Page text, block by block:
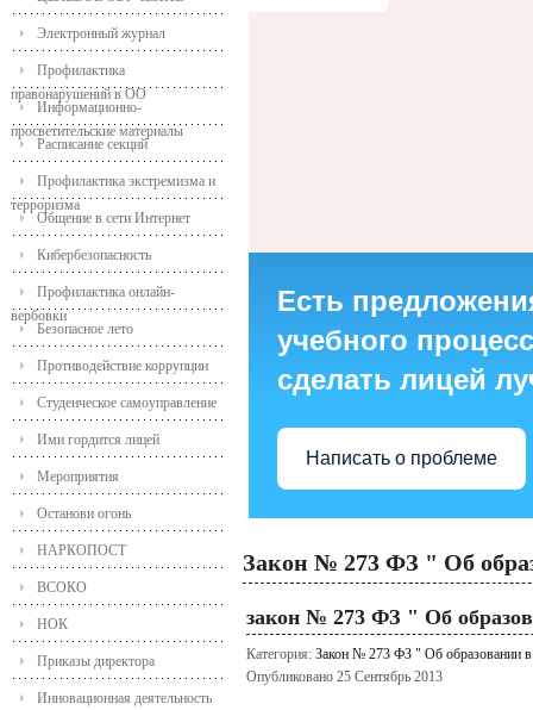
Электронный журнал
Профилактика
правонарушений в ОО
Информационно-
просветительские материалы
Расписание секций
Профилактика экстремизма и
терроризма
Общение в сети Интернет
Кибербезопасность
Профилактика онлайн-
вербовки
Безопасное лето
Противодействие коррупции
Студенческое самоуправление
Ими гордится лицей
Мероприятия
Останови огонь
НАРКОПОСТ
ВСОКО
НОК
Приказы директора
Инновационная деятельность
Есть
учебного
сделать лицей
Написать о проблеме
Закон № 273 ФЗ " Об
закон № 273 ФЗ " Об
Категория: Закон № 273 ФЗ " Об образовании
Опубликовано 25 Сентябрь 2013